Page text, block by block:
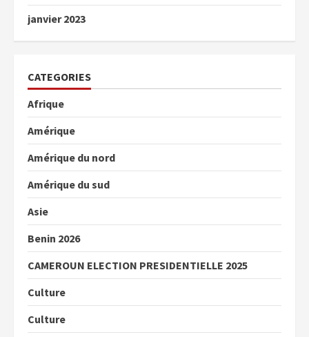
janvier 2023
CATEGORIES
Afrique
Amérique
Amérique du nord
Amérique du sud
Asie
Benin 2026
CAMEROUN ELECTION PRESIDENTIELLE 2025
Culture
Culture